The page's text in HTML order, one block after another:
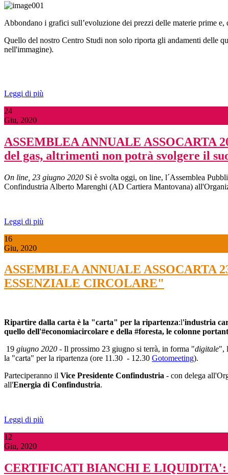
Abbondano i grafici sull’evoluzione dei prezzi delle materie prime e,
Quello del nostro Centro Studi non solo riporta gli andamenti delle
nell'immagine).
Leggi di più
24
Giu, 2020
ASSEMBLEA ANNUALE ASSOCARTA
del gas, altrimenti non potrà svolgere il
On line, 23 giugno 2020 Si è svolta oggi, on line, l´Assemblea
Confindustria Alberto Marenghi (AD Cartiera Mantovana)
Leggi di più
16
Giu, 2020
ASSEMBLEA ANNUALE ASSOCARTA
ESSENZIALE CIRCOLARE"
Ripartire dalla carta è la "carta" per la ripartenza:l'industria
quello dell'#economiacircolare e della #foresta, le colonne
19 giugno 2020 - Il prossimo 23 giugno si terrà, in forma "digitale",
la "carta" per la ripartenza (ore 11.30 - 12.30 Gotomeeting).
Parteciperanno il Vice Presidente Confindustria - con delega
all'Energia di Confindustria.
Leggi di più
12
Giu, 2020
CERTIFICATI BIANCHI E